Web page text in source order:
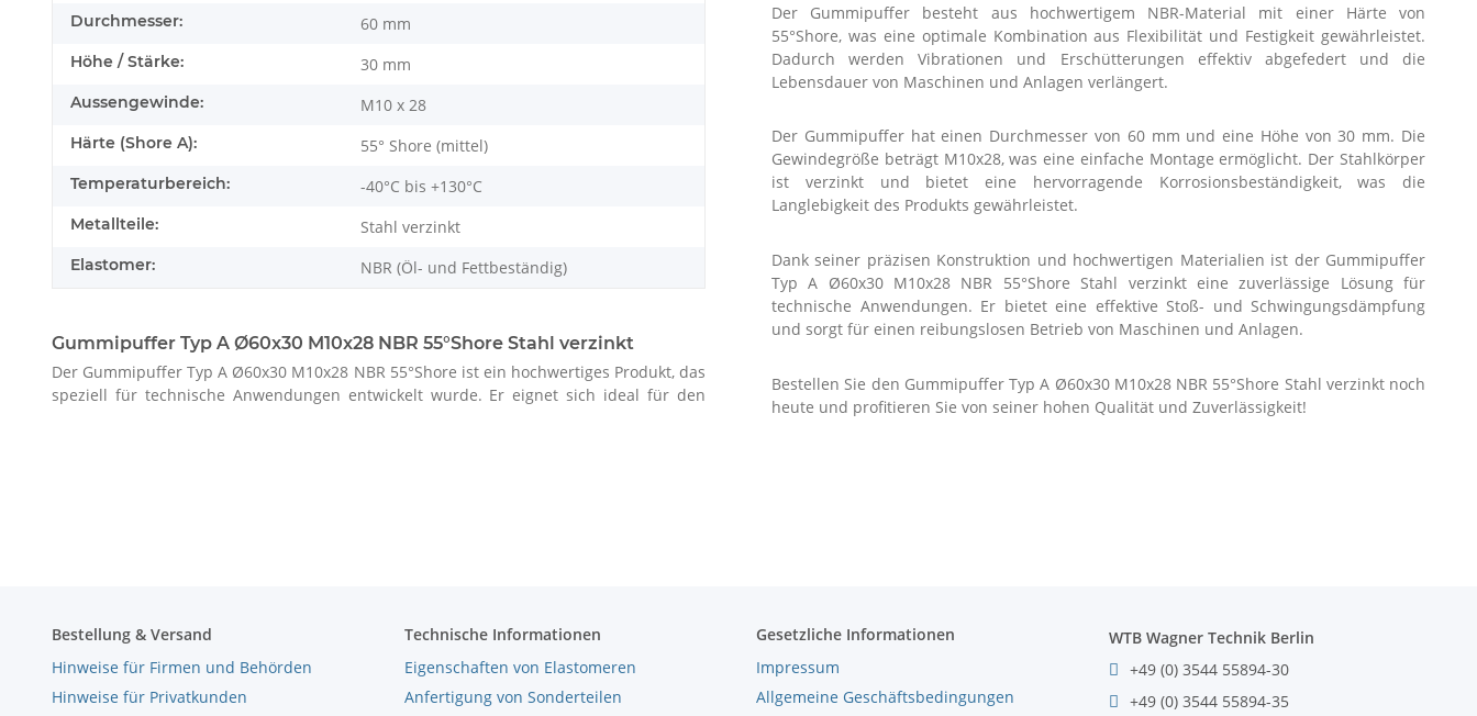
Durchmesser: 60 mm
Höhe / Stärke: 30 mm
Aussengewinde: M10 x 28
Härte (Shore A): 55° Shore (mittel)
Temperaturbereich: -40°C bis +130°C
Metallteile: Stahl verzinkt
Elastomer: NBR (Öl- und Fettbeständig)
Gummipuffer Typ A Ø60x30 M10x28 NBR 55°Shore Stahl verzinkt
Der Gummipuffer Typ A Ø60x30 M10x28 NBR 55°Shore ist ein hochwertiges Produkt, das
speziell für technische Anwendungen entwickelt wurde. Er eignet sich ideal für den
Der Gummipuffer besteht aus hochwertigem NBR-Material mit einer Härte von
55°Shore, was eine optimale Kombination aus Flexibilität und Festigkeit gewährleistet.
Dadurch werden Vibrationen und Erschütterungen effektiv abgefedert und die
Lebensdauer von Maschinen und Anlagen verlängert.
Der Gummipuffer hat einen Durchmesser von 60 mm und eine Höhe von 30 mm. Die
Gewindegröße beträgt M10x28, was eine einfache Montage ermöglicht. Der Stahlkörper
ist verzinkt und bietet eine hervorragende Korrosionsbeständigkeit, was die
Langlebigkeit des Produkts gewährleistet.
Dank seiner präzisen Konstruktion und hochwertigen Materialien ist der Gummipuffer
Typ A Ø60x30 M10x28 NBR 55°Shore Stahl verzinkt eine zuverlässige Lösung für
technische Anwendungen. Er bietet eine effektive Stoß- und Schwingungsdämpfung
und sorgt für einen reibungslosen Betrieb von Maschinen und Anlagen.
Bestellen Sie den Gummipuffer Typ A Ø60x30 M10x28 NBR 55°Shore Stahl verzinkt noch
heute und profitieren Sie von seiner hohen Qualität und Zuverlässigkeit!
Bestellung & Versand
Hinweise für Firmen und Behörden
Hinweise für Privatkunden
Technische Informationen
Eigenschaften von Elastomeren
Anfertigung von Sonderteilen
Gesetzliche Informationen
Impressum
Allgemeine Geschäftsbedingungen
WTB Wagner Technik Berlin
+49 (0) 3544 55894-30
+49 (0) 3544 55894-35